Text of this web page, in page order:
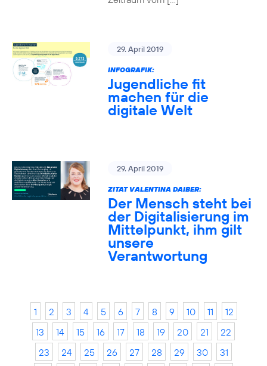
29. April 2019
INFOGRAFIK:
Jugendliche fit
machen für die
digitale Welt
29. April 2019
ZITAT VALENTINA DAIBER:
Der Mensch steht bei
der Digitalisierung im
Mittelpunkt, ihm gilt
unsere
Verantwortung
1 2 3 4 5 6 7 8 9 10 11
12
13
14 15 16 17 18 19 20 21
22
23
24 25 26 27 28 29 30
31